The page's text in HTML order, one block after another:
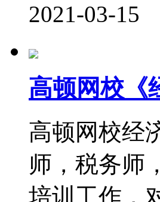
2021-03-15
高顿网校《
高顿网校经
师，税务师
培训工作，